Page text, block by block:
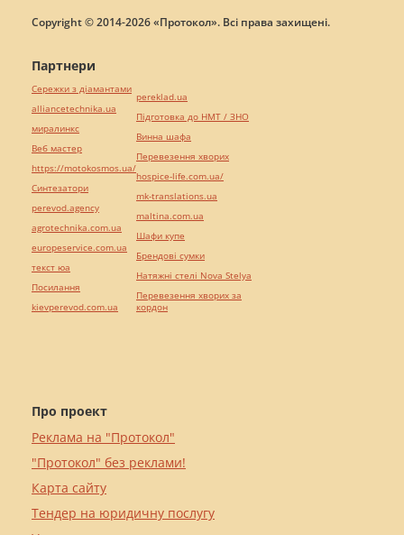
Copyright © 2014-2026 «Протокол». Всі права захищені.
Про проект
Реклама на "Протокол"
"Протокол" без реклами!
Карта сайту
Тендер на юридичну послугу
Партнери
Сережки з діамантами
alliancetechnika.ua
миралинкс
Веб мастер
https://motokosmos.ua/
Синтезатори
perevod.agency
agrotechnika.com.ua
europeservice.com.ua
текст юа
Посилання
kievperevod.com.ua
pereklad.ua
Підготовка до НМТ / ЗНО
Винна шафа
Перевезення хворих
hospice-life.com.ua/
mk-translations.ua
maltina.com.ua
Шафи купе
Брендові сумки
Натяжні стелі Nova Stelya
Перевезення хворих за
кордон